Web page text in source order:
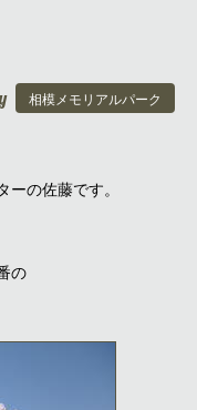
相模メモリアルパーク
の佐藤です。
の